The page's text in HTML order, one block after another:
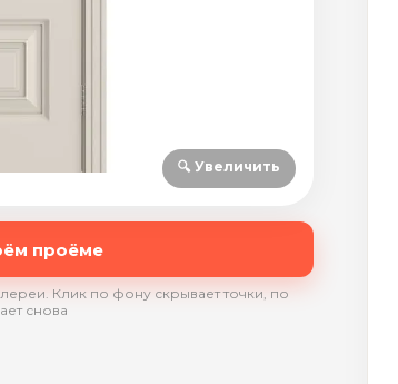
🔍 Увеличить
проёме
Клик по фону скрывает точки, по
снова